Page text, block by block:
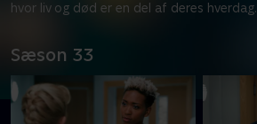
hvor liv og død er en del af deres hverdag.
Sæson 33